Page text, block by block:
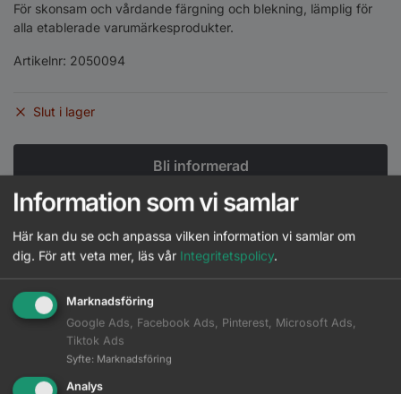
För skonsam och vårdande färgning och blekning, lämplig för
alla etablerade varumärkesprodukter.
Artikelnr: 2050094
Slut i lager
Matchande Produkter
Beskrivning
Ytterligare information
Information som vi samlar
Här kan du se och anpassa vilken information vi samlar om
dig. För att veta mer, läs vår Integritetspolicy.
Marknadsföring
Google Ads, Facebook Ads, Pinterest, Microsoft Ads,
Tiktok Ads
Syfte: Marknadsföring
Analys